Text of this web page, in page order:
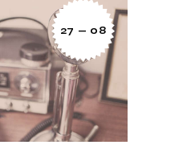
27 — 08